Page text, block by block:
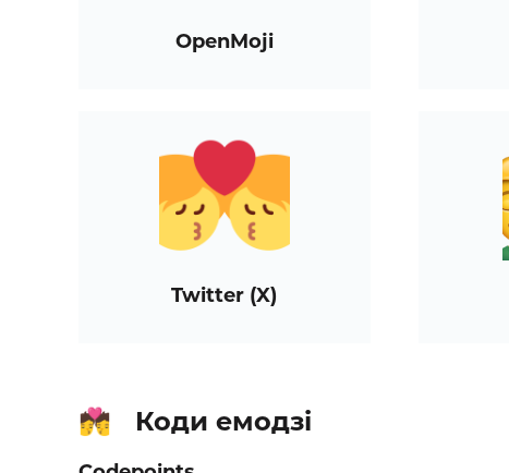
OpenMoji
Twitter (X)
💏 Коди емодзі